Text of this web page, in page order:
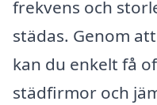
frekvens och
städas. Genom
kan du enkelt få
städfirmor och